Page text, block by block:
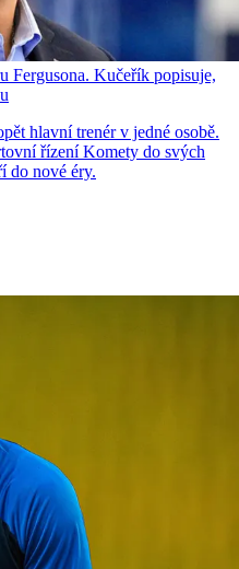
Fergusona. Kučeřík popisuje,
hlavní trenér v jedné osobě.
řízení Komety do svých
do nové éry.